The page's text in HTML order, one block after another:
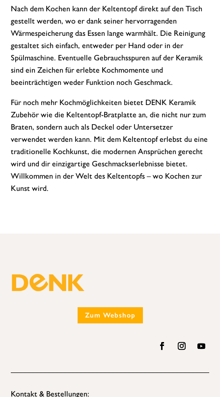
Nach dem Kochen kann der Keltentopf direkt auf den Tisch
gestellt werden, wo er dank seiner hervorragenden
Wärmespeicherung das Essen lange warmhält. Die Reinigung
gestaltet sich einfach, entweder per Hand oder in der
Spülmaschine. Eventuelle Gebrauchsspuren auf der Keramik
sind ein Zeichen für erlebte Kochmomente und
beeinträchtigen weder Funktion noch Geschmack.
Für noch mehr Kochmöglichkeiten bietet DENK Keramik
Zubehör wie die Keltentopf-Bratplatte an, die nicht nur zum
Braten, sondern auch als Deckel oder Untersetzer
verwendet werden kann. Mit dem Keltentopf erlebst du eine
traditionelle Kochkunst, die modernen Ansprüchen gerecht
wird und dir einzigartige Geschmackserlebnisse bietet.
Willkommen in der Welt des Keltentopfs – wo Kochen zur
Kunst wird.
Zum Webshop
Kontakt & Bestellungen: